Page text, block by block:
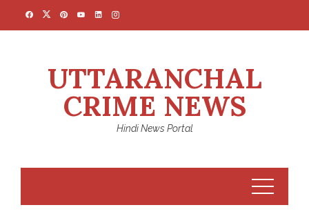
UTTARANCHAL
CRIME NEWS
Hindi News Portal